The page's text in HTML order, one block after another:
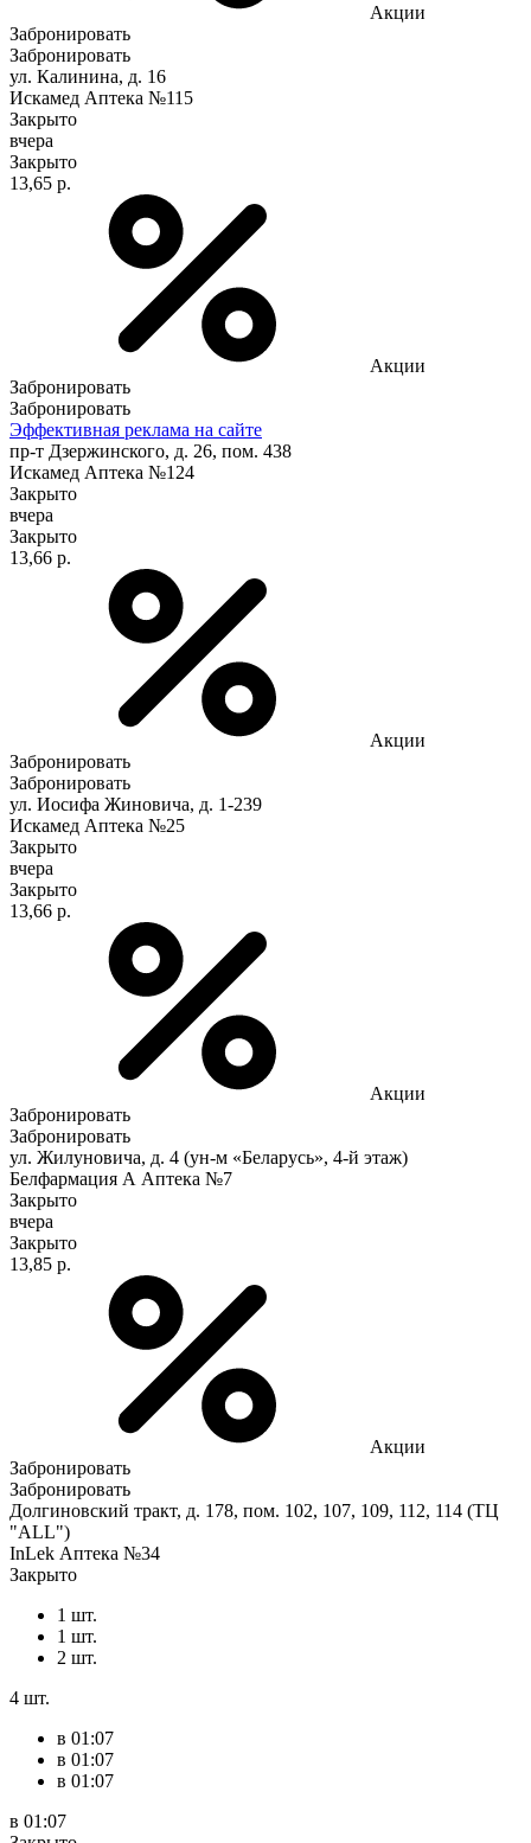
Акции
Забронировать
Забронировать
ул. Калинина, д. 16
Искамед Аптека №115
Закрыто
вчера
Закрыто
13,65 р.
Акции
Забронировать
Забронировать
Эффективная реклама на сайте
пр-т Дзержинского, д. 26, пом. 438
Искамед Аптека №124
Закрыто
вчера
Закрыто
13,66 р.
Акции
Забронировать
Забронировать
ул. Иосифа Жиновича, д. 1-239
Искамед Аптека №25
Закрыто
вчера
Закрыто
13,66 р.
Акции
Забронировать
Забронировать
ул. Жилуновича, д. 4 (ун-м «Беларусь», 4-й этаж)
Белфармация А Аптека №7
Закрыто
вчера
Закрыто
13,85 р.
Акции
Забронировать
Забронировать
Долгиновский тракт, д. 178, пом. 102, 107, 109, 112, 114 (ТЦ
"ALL")
InLek Аптека №34
Закрыто
1 шт.
1 шт.
2 шт.
4 шт.
в 01:07
в 01:07
в 01:07
в 01:07